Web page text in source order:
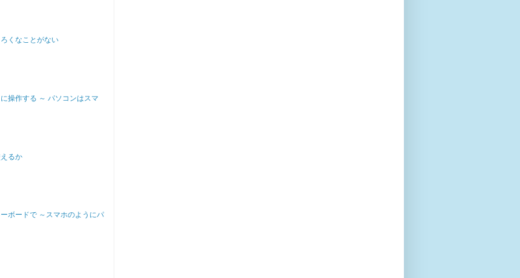
くなことがない
操作する ～ パソコンはスマ
るか
ボードで ～スマホのようにパ